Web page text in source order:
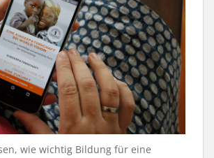
wie wichtig Bildung für eine